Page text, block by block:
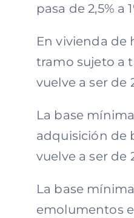
pasa de 2,5% a
En vivienda de
tramo sujeto a
vuelve a ser de
La base
adquisición de
vuelve a ser de
La base
emolumentos